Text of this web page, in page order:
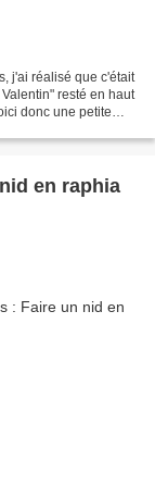
j'ai réalisé que c'était
resté en haut
donc une petite
en raphia